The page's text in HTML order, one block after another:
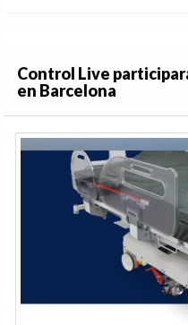
Control Live
en Barcelona